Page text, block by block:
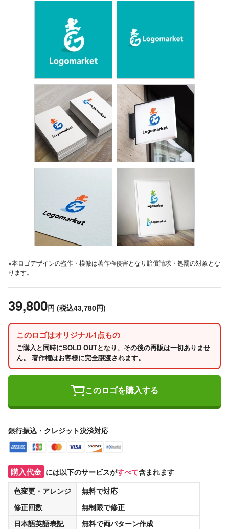
※本ロゴデザインの盗作・模倣は著作権侵害となり賠償請求・処罰の対象とな
ります。
39,800円 (税込43,780円)
このロゴはオリジナル1点もの
ご購入と同時にSOLD OUTとなり、その後の再販は一切ありませ
ん。 著作権はお客様に完全譲渡されます。
このロゴを購入する
銀行振込・クレジット決済対応
購入代金 には以下のサービスがすべて含まれます
色変更・アレンジ
無料で対応
修正回数
無制限で修正
日本語英語表記
無料で両パターン作成